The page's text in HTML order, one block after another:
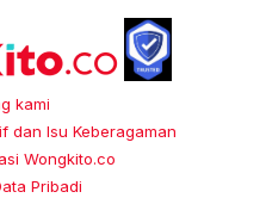
kami
dan Isu Keberagaman
Wongkito.co
Pribadi